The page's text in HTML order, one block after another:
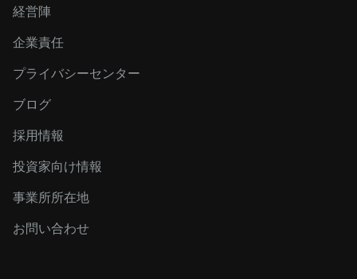
経営陣
企業責任
プライバシーセンター
ブログ
採用情報
投資家向け情報
事業所所在地
お問い合わせ